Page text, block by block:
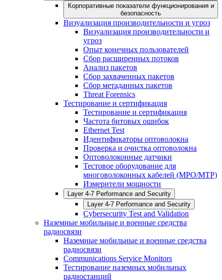
Корпоративные показатели функционирования и
безопасность
Визуализация производительности и угроз
Визуализация производительности и
угроз
Опыт конечных пользователей
Сбор расширенных потоков
Анализ пакетов
Сбор захваченных пакетов
Сбор метаданных пакетов
Threat Forensics
Тестирование и сертификация
Тестирование и сертификация
Частота битовых ошибок
Ethernet Test
Идентификаторы оптоволокна
Проверка и очистка оптоволокна
Оптоволоконные датчики
Тестовое оборудование для
многоволоконных кабелей (MPO/MTP)
Измерители мощности
Layer 4-7 Performance and Security
Layer 4-7 Performance and Security
Cybersecurity Test and Validation
Наземные мобильные и военные средства
радиосвязи
Наземные мобильные и военные средства
радиосвязи
Communications Service Monitors
Тестирование наземных мобильных
радиостанций